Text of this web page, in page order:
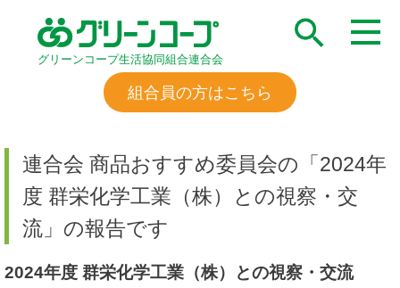
グリーンコープ生活協同組合連合会
組合員の方はこちら
連合会 商品おすすめ委員会の「2024年
度 群栄化学工業（株）との視察・交
流」の報告です
2024年度 群栄化学工業（株）との視察・交流